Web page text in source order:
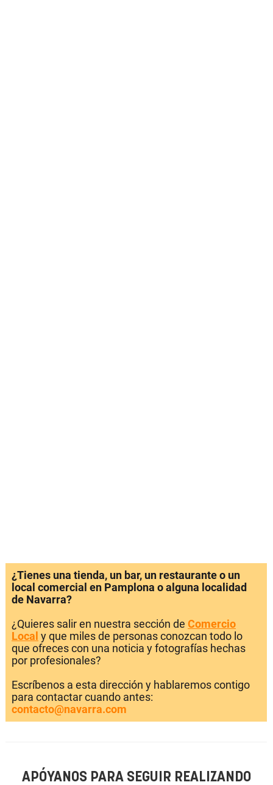
¿Tienes una tienda, un bar, un restaurante o un
local comercial en Pamplona o alguna localidad
de Navarra?
¿Quieres salir en nuestra sección de Comercio
Local y que miles de personas conozcan todo lo
que ofreces con una noticia y fotografías hechas
por profesionales?
Escríbenos a esta dirección y hablaremos contigo
para contactar cuando antes:
contacto@navarra.com
APÓYANOS PARA SEGUIR REALIZANDO